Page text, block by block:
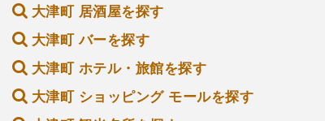
大津町 居酒屋を探す
大津町 バーを探す
大津町 ホテル・旅館を探す
大津町 ショッピング モールを探す